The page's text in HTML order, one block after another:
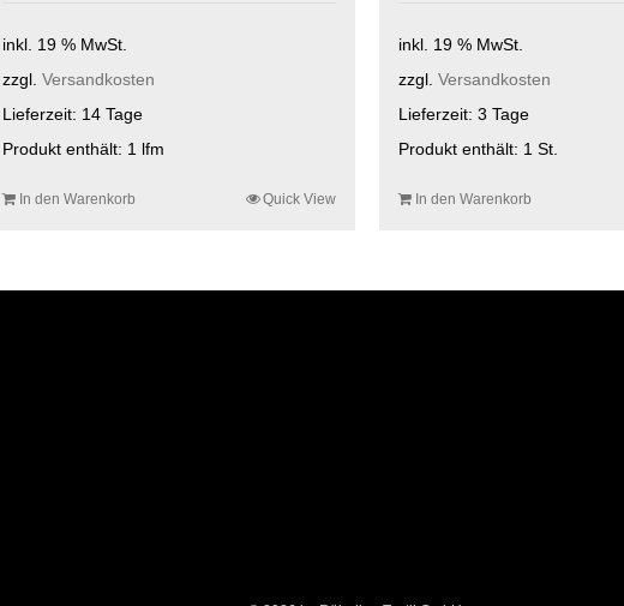
inkl. 19 % MwSt.
zzgl. Versandkosten
Lieferzeit: 14 Tage
Produkt enthält: 1 lfm
In den Warenkorb Quick View
inkl. 19 % MwSt.
zzgl. Versandkosten
Lieferzeit: 3 Tage
Produkt enthält: 1 St.
In den Warenkorb